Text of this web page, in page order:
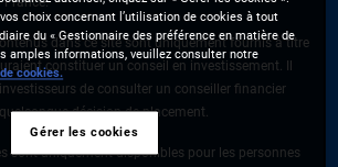
dans ce site sont uniquement fournis à titre
constituer un conseil en investissement. Il
de consulter un conseiller financier
décision de placement.
sont uniquement disponibles pour les personnes
choix concernant l’utilisation de cookies à tout
du « Gestionnaire des préférence en matière de
amples informations, veuillez consulter notre
cookies.
Gérer les cookies